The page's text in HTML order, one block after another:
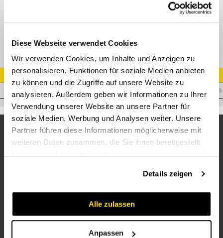
Diese Webseite verwendet Cookies
Wir verwenden Cookies, um Inhalte und Anzeigen zu
personalisieren, Funktionen für soziale Medien anbieten
zu können und die Zugriffe auf unsere Website zu
analysieren. Außerdem geben wir Informationen zu Ihrer
Verwendung unserer Website an unsere Partner für
soziale Medien, Werbung und Analysen weiter. Unsere
Partner führen diese Informationen möglicherweise mit
weiteren Daten zusammen, die Sie ihnen bereitgestellt
Details zeigen
Alle zulassen
Anpassen
Artikel Nr.
T.4SP-16-F